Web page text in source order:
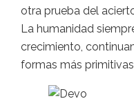
otra prueba del
La humanidad
crecimiento,
formas más